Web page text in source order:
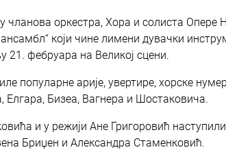
чланова оркестра, Хора и солиста Опере
који чине лимени дувачки
21. фебруара на Великој сцени.
популарне арије, увертире, хорске
Елгара, Бизеа, Вагнера и Шостаковича.
и у режији Ане Григоровић
Бриџен и Александра Стаменковић.